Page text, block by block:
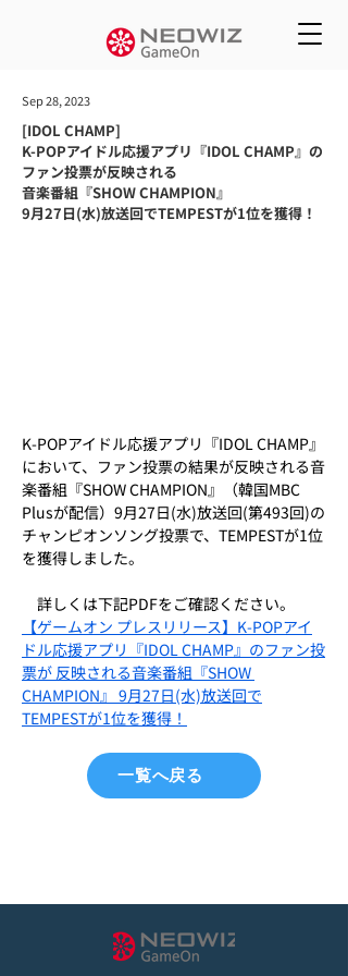
Sep 28, 2023
[IDOL CHAMP]
K-POPアイドル応援アプリ『IDOL CHAMP』の
ファン投票が反映される
音楽番組『SHOW CHAMPION』
9月27日(水)放送回でTEMPESTが1位を獲得！
K-POPアイドル応援アプリ『IDOL CHAMP』
において、ファン投票の結果が反映される音
楽番組『SHOW CHAMPION』（韓国MBC
Plusが配信）9月27日(水)放送回(第493回)の
チャンピオンソング投票で、TEMPESTが1位
を獲得しました。
詳しくは下記PDFをご確認ください。
【ゲームオン プレスリリース】K-POPアイ
ドル応援アプリ『IDOL CHAMP』のファン投
票が 反映される音楽番組『SHOW
CHAMPION』 9月27日(水)放送回で
TEMPESTが1位を獲得！
一覧へ戻る